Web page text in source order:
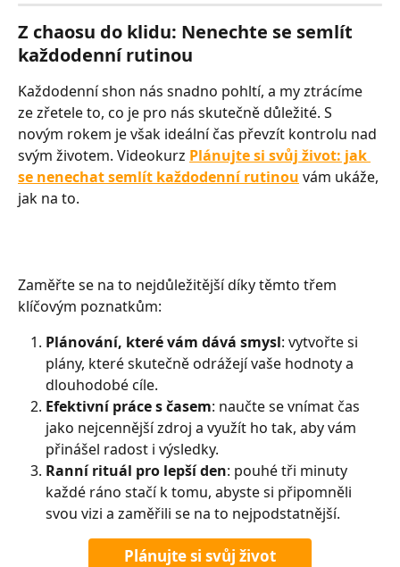
Z chaosu do klidu: Nenechte se semlít
každodenní rutinou
Každodenní shon nás snadno pohltí, a my ztrácíme
ze zřetele to, co je pro nás skutečně důležité. S
novým rokem je však ideální čas převzít kontrolu nad
svým životem. Videokurz Plánujte si svůj život: jak
se nenechat semlít každodenní rutinou vám ukáže,
jak na to.
Zaměřte se na to nejdůležitější díky těmto třem
klíčovým poznatkům:
Plánování, které vám dává smysl: vytvořte si
plány, které skutečně odrážejí vaše hodnoty a
dlouhodobé cíle.
Efektivní práce s časem: naučte se vnímat čas
jako nejcennější zdroj a využít ho tak, aby vám
přinášel radost i výsledky.
Ranní rituál pro lepší den: pouhé tři minuty
každé ráno stačí k tomu, abyste si připomněli
svou vizi a zaměřili se na to nejpodstatnější.
Plánujte si svůj život